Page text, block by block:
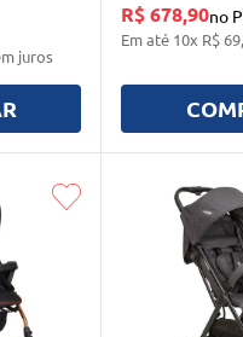
juros
R$ 678,90no
Em até 10x R$ 69,